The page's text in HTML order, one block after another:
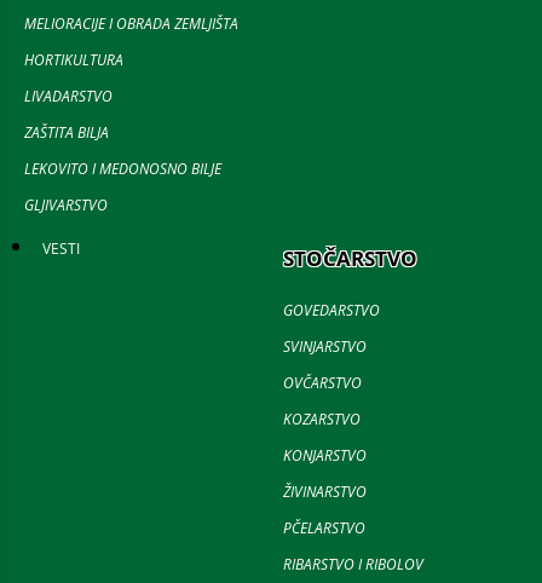
MELIORACIJE I OBRADA ZEMLJIŠTA
HORTIKULTURA
LIVADARSTVO
ZAŠTITA BILJA
LEKOVITO I MEDONOSNO BILJE
GLJIVARSTVO
VESTI STOČARSTVO
GOVEDARSTVO
SVINJARSTVO
OVČARSTVO
KOZARSTVO
KONJARSTVO
ŽIVINARSTVO
PČELARSTVO
RIBARSTVO I RIBOLOV